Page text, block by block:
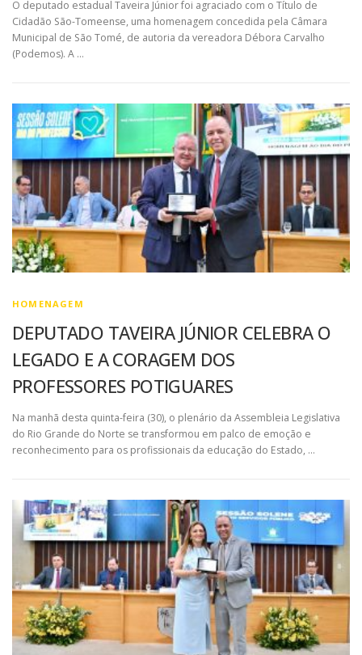
O deputado estadual Taveira Júnior foi agraciado com o Título de
Cidadão São-Tomeense, uma homenagem concedida pela Câmara
Municipal de São Tomé, de autoria da vereadora Débora Carvalho
(Podemos). A …
HOMENAGEM
DEPUTADO TAVEIRA JÚNIOR CELEBRA O
LEGADO E A CORAGEM DOS
PROFESSORES POTIGUARES
Na manhã desta quinta-feira (30), o plenário da Assembleia Legislativa
do Rio Grande do Norte se transformou em palco de emoção e
reconhecimento para os profissionais da educação do Estado, …